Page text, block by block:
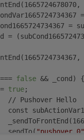
ich falsch?
=
=
false && _cond) {
true;
		// Pushover Hello
const
		sendTo(
"pushover.0"